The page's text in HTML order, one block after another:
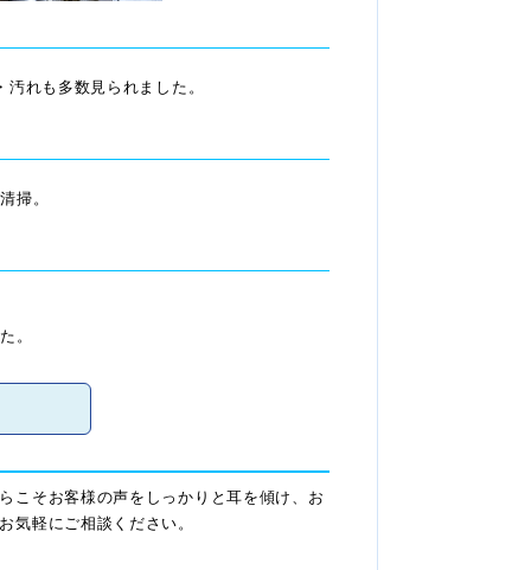
れも多数見られました。
掃。
。
こそお客様の声をしっかりと耳を傾け、お
気軽にご相談ください。